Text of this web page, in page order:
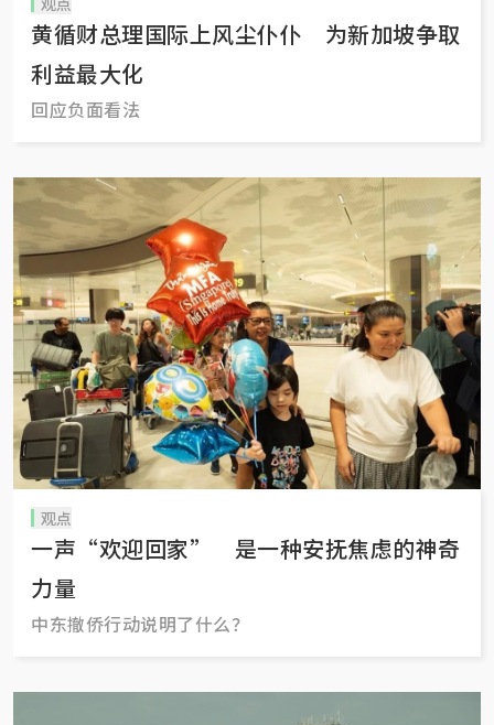
黄循财总理国际上风尘仆仆 为新加坡争取
利益最大化
回应负面看法
观点
一声“欢迎回家” 是一种安抚焦虑的神奇
力量
中东撤侨行动说明了什么？